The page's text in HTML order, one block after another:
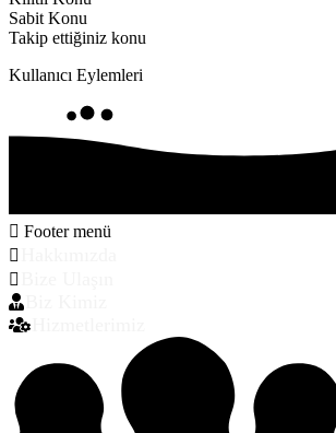
Sabit Konu
Takip ettiğiniz konu
Kullanıcı Eylemleri
Footer menü